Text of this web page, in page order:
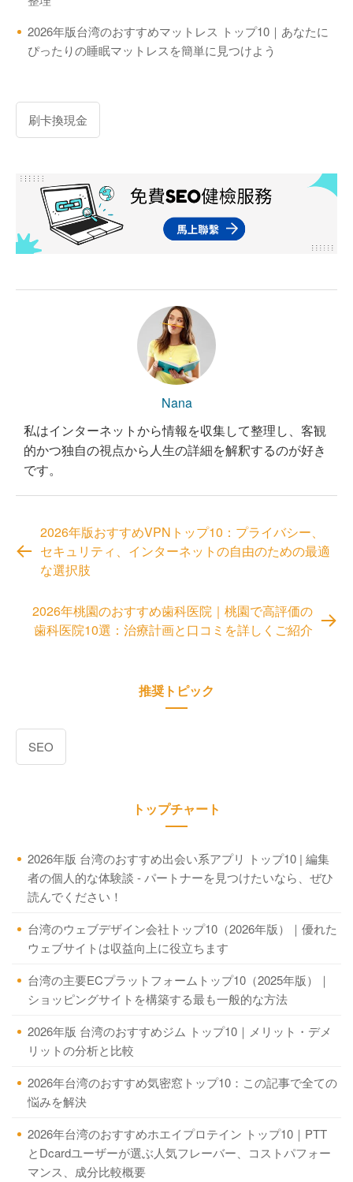
2026年版台湾のおすすめマットレス トップ10｜あなたに
ぴったりの睡眠マットレスを簡単に見つけよう
刷卡換現金
Nana
私はインターネットから情報を収集して整理し、客観
的かつ独自の視点から人生の詳細を解釈するのが好き
です。
2026年版おすすめVPNトップ10：プライバシー、
セキュリティ、インターネットの自由のための最適
な選択肢
2026年桃園のおすすめ歯科医院｜桃園で高評価の
歯科医院10選：治療計画と口コミを詳しくご紹介
推奨トピック
SEO
トップチャート
2026年版 台湾のおすすめ出会い系アプリ トップ10 | 編集
者の個人的な体験談 - パートナーを見つけたいなら、ぜひ
読んでください！
台湾のウェブデザイン会社トップ10（2026年版）｜優れた
ウェブサイトは収益向上に役立ちます
台湾の主要ECプラットフォームトップ10（2025年版）｜
ショッピングサイトを構築する最も一般的な方法
2026年版 台湾のおすすめジム トップ10｜メリット・デメ
リットの分析と比較
2026年台湾のおすすめ気密窓トップ10：この記事で全ての
悩みを解決
2026年台湾のおすすめホエイプロテイン トップ10｜PTT
とDcardユーザーが選ぶ人気フレーバー、コストパフォー
マンス、成分比較概要